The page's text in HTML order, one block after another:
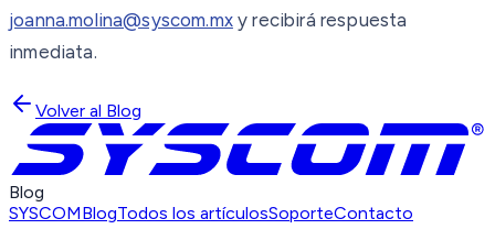
joanna.molina@syscom.mxy recibirá respuesta
inmediata.
Volver al Blog
Blog
SYSCOMBlogTodos los artículosSoporteContacto